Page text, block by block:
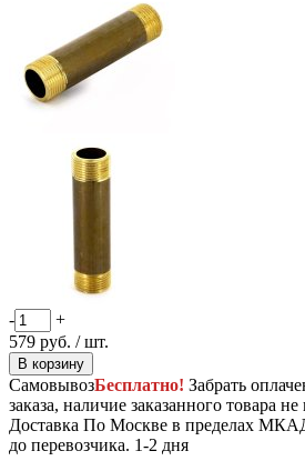
-
+
579 руб. / шт.
В корзину
СамовывозБесплатно! Забрать
заказа, наличие заказанного товара
Доставка По Москве в пределах МКАД
до перевозчика. 1-2 дня